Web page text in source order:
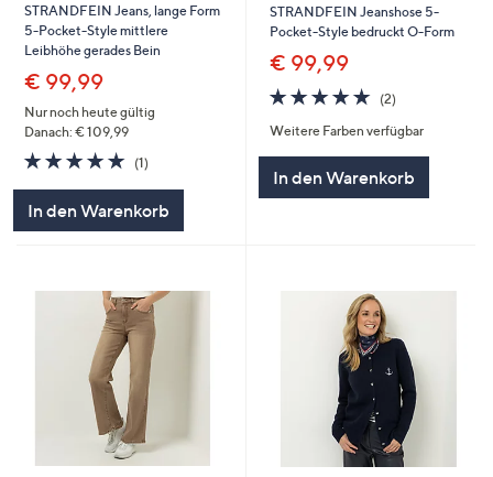
STRANDFEIN Jeans, lange Form
5-Pocket-Style mittlere
Leibhöhe gerades Bein
€ 99,99
Nur noch heute gültig
Danach: € 109,99
5.0
von
(1)
In den Warenkorb
STRANDFEIN Jeanshose 5-
Pocket-Style bedruckt O-Form
€ 99,99
5.0
von
5
(2)
Weitere Farben verfügbar
In den Warenkorb